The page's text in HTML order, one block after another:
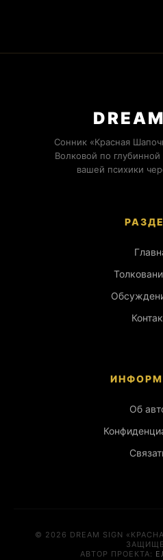
DREAM
Сонник «Красная
Волковой по
вашей психики
Об
© 2026 DREAM SIGN
АВТОР ПРОЕКТА: